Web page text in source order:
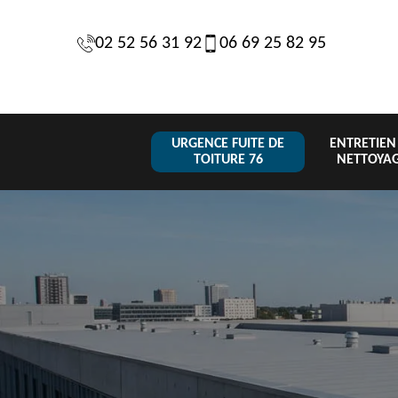
02 52 56 31 92 06 69 25 82 95
URGENCE FUITE DE
TOITURE 76
Réparation de
toiture 76
Urgence fuite
de toiture 76
de
tuile 76